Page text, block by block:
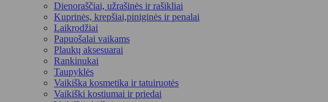
Dienoraščiai, užrašinės ir rašikliai
Kuprinės, krepšiai,piniginės ir penalai
Laikrodžiai
Papuošalai vaikams
Plaukų aksesuarai
Rankinukai
Taupyklės
Vaikiška kosmetika ir tatuiruotės
Vaikiški kostiumai ir priedai